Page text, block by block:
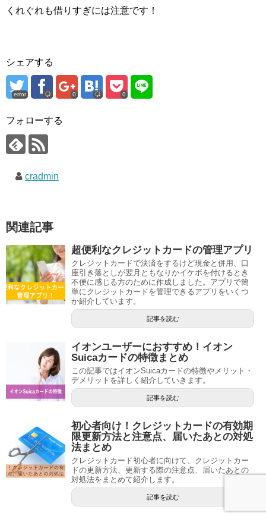
くれぐれも借りすぎには注意です！
シェアする
error 0 0
フォローする
cradmin
関連記事
超便利なクレジットカードの管理アプリ
クレジットカードで決済をするけど現金と併用、口
座引き落としが翌月ともなりかイケボを付けるとき
不便に感じる方のために作成しました。アプリで簡
単にクレジットカードを管理できるアプリをいくつ
か紹介しています。
記事を読む
イオンユーザーにおすすめ！イオン
Suicaカードの特徴まとめ
この記事ではイオンSuicaカードの特徴やメリット・
デメリットを詳しく紹介していきます。
記事を読む
初心者向け！クレジットカードの有効期
限更新方法と注意点、届いたあとの対処
法まとめ
クレジットカード初心者に向けて、クレジットカー
ドの更新方法、更新する際の注意点、届いたあとの
対処法をまとめて紹介します。
記事を読む